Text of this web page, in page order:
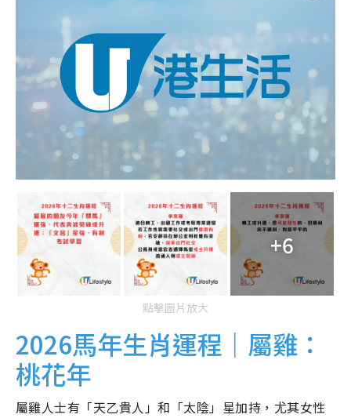
+6
點擊圖片放大
2026馬年生肖運程｜屬雞：
桃花年
屬雞人士有「天乙貴人」和「太陰」星加持，尤其女性